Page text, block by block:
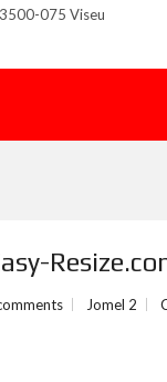
075 Viseu
Jomel 2